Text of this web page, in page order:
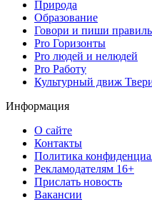
Природа
Образование
Говори и пиши
Pro Горизонты
Pro людей и нелюдей
Pro Работу
Культурный движ
Информация
О сайте
Контакты
Политика
Рекламодателям 16+
Прислать новость
Вакансии